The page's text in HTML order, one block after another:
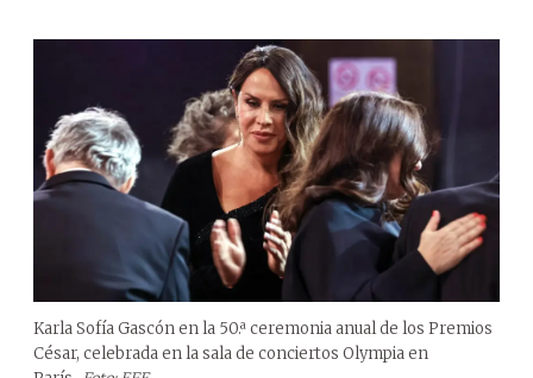
Karla Sofía Gascón en la 50.ª ceremonia anual de los Premios
César, celebrada en la sala de conciertos Olympia en